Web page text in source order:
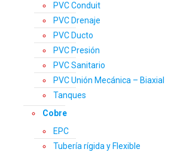
PVC Conduit
PVC Drenaje
PVC Ducto
PVC Presión
PVC Sanitario
PVC Unión Mecánica – Biaxial
Tanques
Cobre
EPC
Tubería rígida y Flexible